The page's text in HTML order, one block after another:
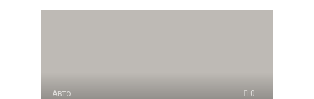
Авто 0